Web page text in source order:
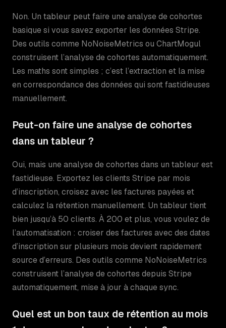
Non. Un tableur peut faire une analyse de cohortes
basique si vous savez exporter les données Stripe.
Des outils comme NoNoiseMetrics ou ChartMogul
construisent l’analyse de cohortes automatiquement.
Les maths sont simples ; c’est l’extraction et la mise
en correspondance des données qui sont fastidieuses
manuellement.
Peut-on faire une analyse de cohortes
dans un tableur ?
Oui, mais une analyse de cohortes dans un tableur est
fastidieuse. Exportez les clients Stripe par mois
d’inscription, croisez avec les factures payées et
calculez la rétention manuellement. Un tableur tient
bien jusqu’à 50 clients. À 200 et plus, vous voulez de
l’automatisation : croiser des factures avec des dates
d’inscription sur plusieurs mois devient rapidement
source d’erreurs. Des outils comme NoNoiseMetrics
construisent l’analyse de cohortes depuis Stripe
automatiquement, mise à jour à chaque sync.
Quel est un bon taux de rétention au mois